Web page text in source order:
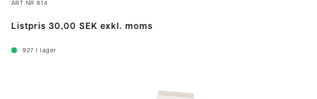
ART.NR 814
Listpris 30,00 SEK exkl. moms
927 I lager